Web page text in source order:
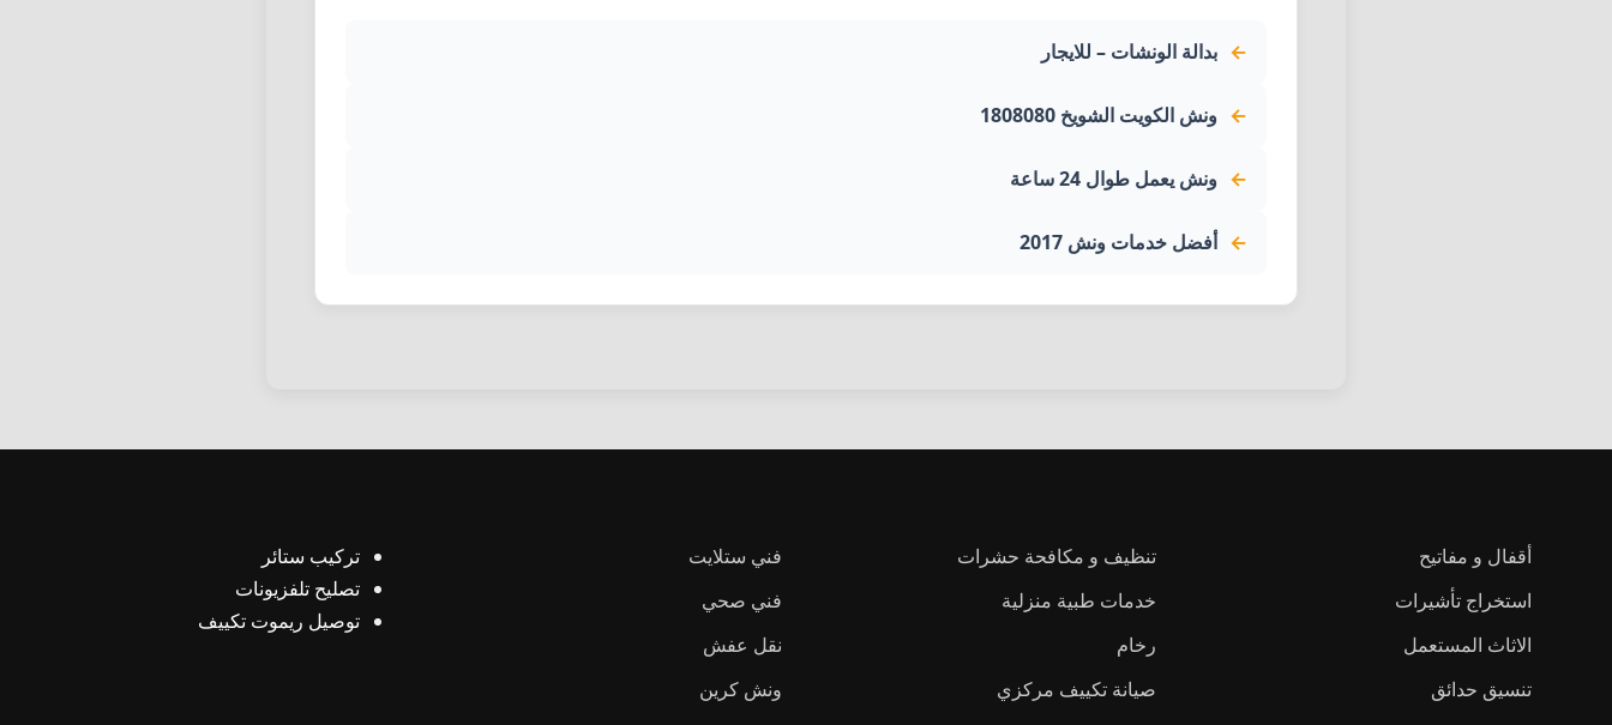
بدالة الونشات – للايجار
ونش الكويت الشويخ 1808080
ونش يعمل طوال 24 ساعة
أفضل خدمات ونش 2017
أقفال و مفاتيح
استخراج تأشيرات
الاثاث المستعمل
تنسيق حدائق
تنظيف و مكافحة حشرات
خدمات طبية منزلية
رخام
صيانة تكييف مركزي
فني ستلايت
فني صحي
نقل عفش
ونش كرين
تركيب ستائر
تصليح تلفزيونات
توصيل ريموت تكييف